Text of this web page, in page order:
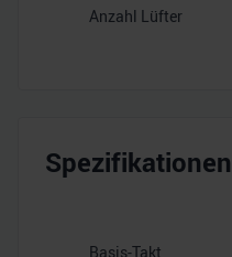
Anzahl Lüfter
Spezifikationen
Basis-Takt